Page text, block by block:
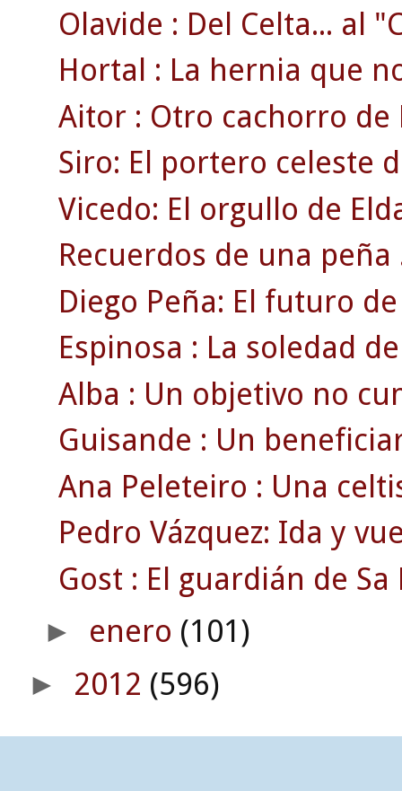
Olavide : Del Celta... al
Hortal : La hernia que
Aitor : Otro cachorro de
Siro: El portero celeste
Vicedo: El orgullo de
Recuerdos de una peña
Diego Peña: El futuro
Espinosa : La soledad
Alba : Un objetivo no
Guisande : Un
Ana Peleteiro : Una
Pedro Vázquez: Ida y
Gost : El guardián de Sa
► enero (101)
► 2012 (596)